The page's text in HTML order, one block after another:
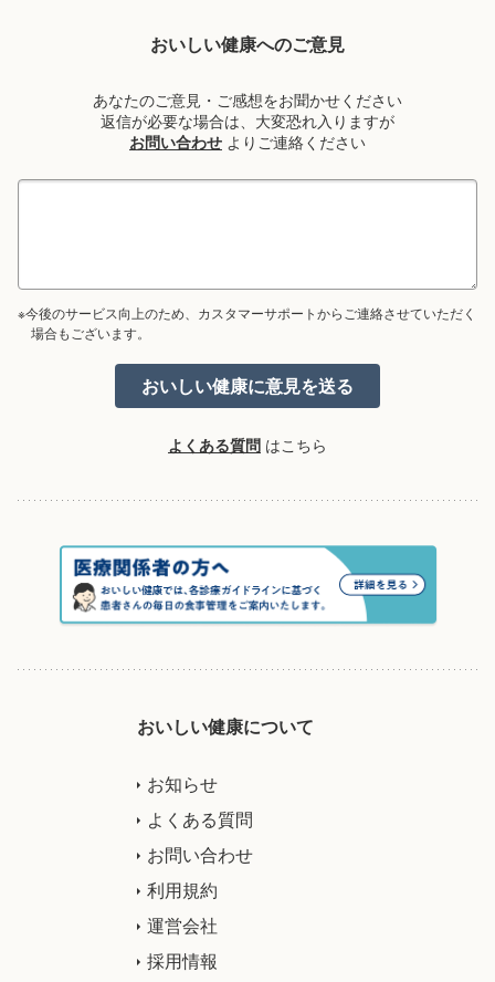
おいしい健康へのご意見
あなたのご意見・ご感想をお聞かせください
返信が必要な場合は、大変恐れ入りますが
お問い合わせ よりご連絡ください
※今後のサービス向上のため、カスタマーサポートからご連絡させていただく
場合もございます。
よくある質問 はこちら
おいしい健康について
お知らせ
よくある質問
お問い合わせ
利用規約
運営会社
採用情報